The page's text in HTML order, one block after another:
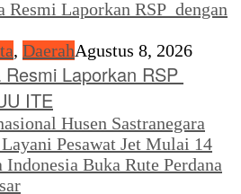
, DaerahAgustus 8, 2026
Laporkan RSP
ITE